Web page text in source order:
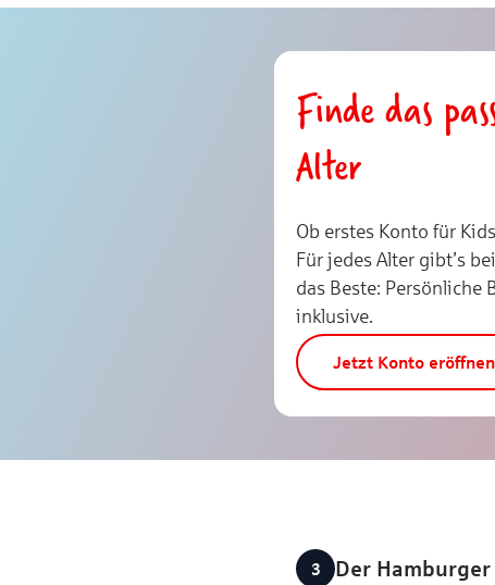
Finde das
Alter
Ob erstes Konto für
Für jedes Alter gibt’s
das Beste: Persönliche
inklusive.
Jetzt Konto eröffnen
Der